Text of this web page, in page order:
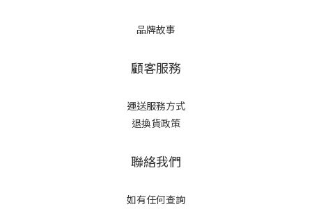
品牌故事
顧客服務
運送服務方式
退換貨政策
聯絡我們
如有任何查詢